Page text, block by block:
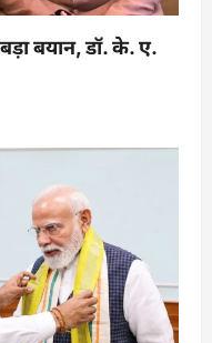
बयान, डॉ. के. ए.